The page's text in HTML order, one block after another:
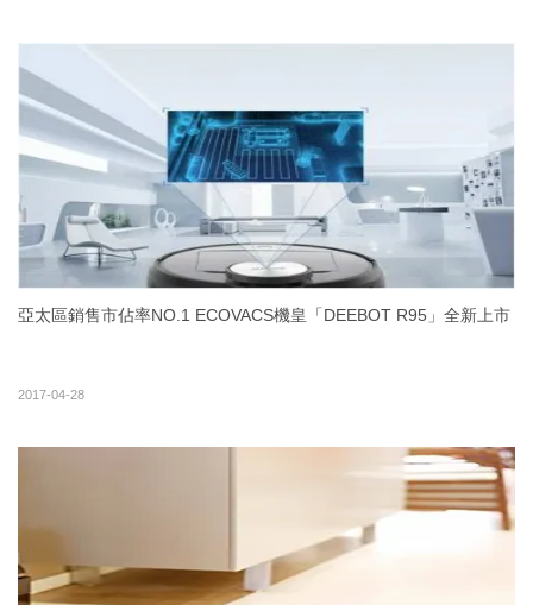
亞太區銷售市佔率NO.1 ECOVACS機皇「DEEBOT R95」全新上市
2017-04-28